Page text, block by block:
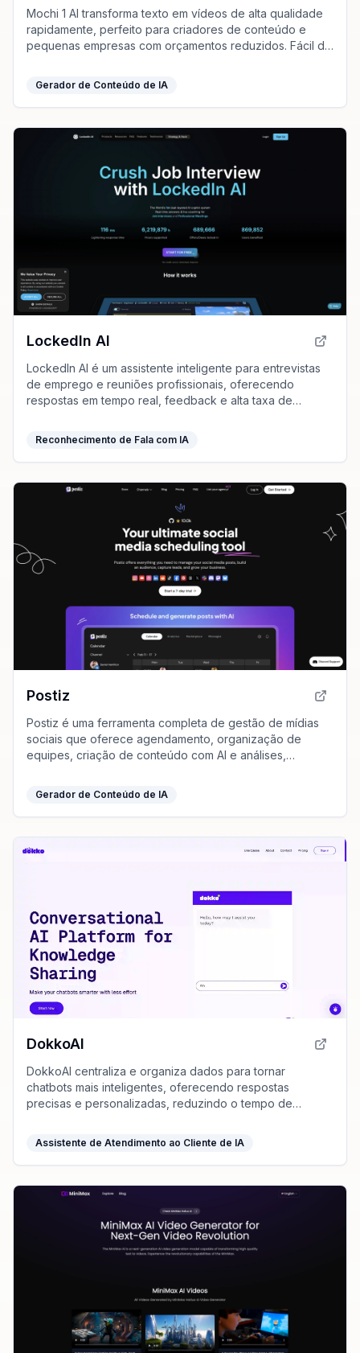
Mochi 1 AI transforma texto em vídeos de alta qualidade
rapidamente, perfeito para criadores de conteúdo e
pequenas empresas com orçamentos reduzidos. Fácil de
Gerador de Conteúdo de IA
LockedIn AI
LockedIn AI é um assistente inteligente para entrevistas
de emprego e reuniões profissionais, oferecendo
respostas em tempo real, feedback e alta taxa de
Reconhecimento de Fala com IA
Postiz
Postiz é uma ferramenta completa de gestão de mídias
sociais que oferece agendamento, organização de
equipes, criação de conteúdo com AI e análises,
Gerador de Conteúdo de IA
DokkoAI
DokkoAI centraliza e organiza dados para tornar
chatbots mais inteligentes, oferecendo respostas
precisas e personalizadas, reduzindo o tempo de
Assistente de Atendimento ao Cliente de IA